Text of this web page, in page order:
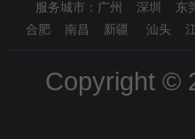
服务城市：广州 深
合肥 南昌 新疆 汕头
Copyright ©